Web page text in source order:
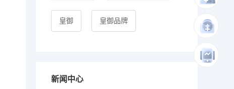
皇御 皇御品牌
新闻中心